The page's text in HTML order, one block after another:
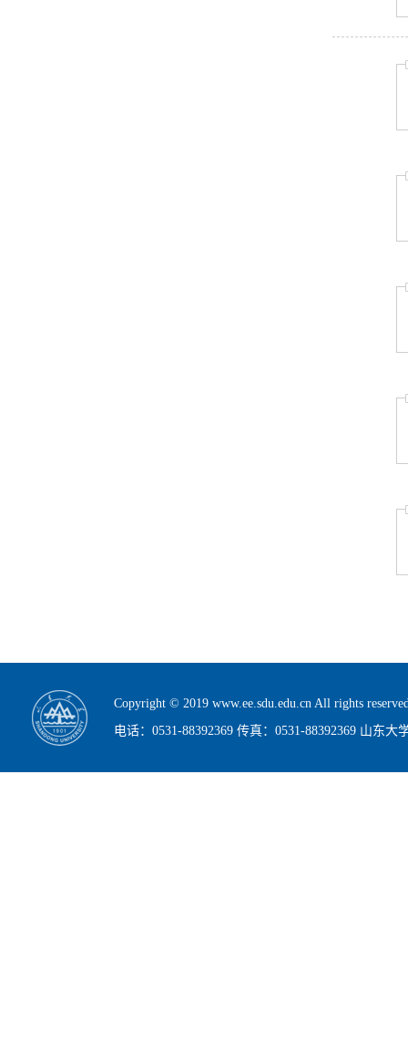
Copyright © 2019 www.ee.sdu.edu.cn All rights
电话：0531-88392369 传真：0531-88392369 山东